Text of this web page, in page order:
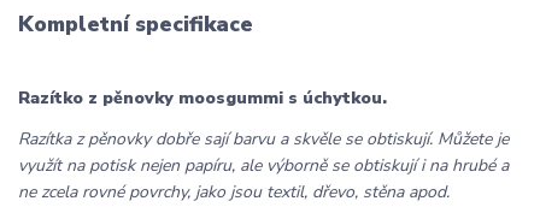
Kompletní specifikace
Razítko z pěnovky moosgummi s úchytkou.
Razítka z pěnovky dobře sají barvu a skvěle se obtiskují. Můžete je
využít na potisk nejen papíru, ale výborně se obtiskují i na hrubé a
ne zcela rovné povrchy, jako jsou textil, dřevo, stěna apod.